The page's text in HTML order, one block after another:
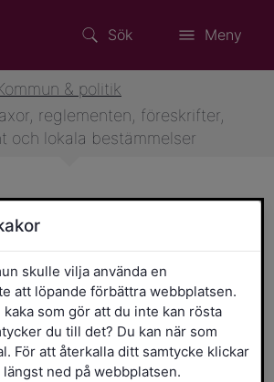
Sök Meny
& politik
reglementen, föreskrifter,
och lokala bestämmelser
reglementen,
styrdokument
bestämmelser
resultatet
postas automatiskt
skulle vilja använda en
att löpande förbättra webbplatsen.
som gör att du inte kan rösta
du till det? Du kan när som
För att återkalla ditt samtycke klickar
längst ned på webbplatsen.